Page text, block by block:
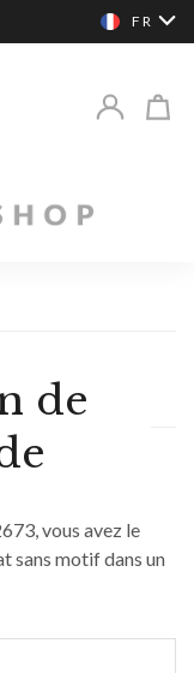
FR
de
vous avez le
sans motif dans un